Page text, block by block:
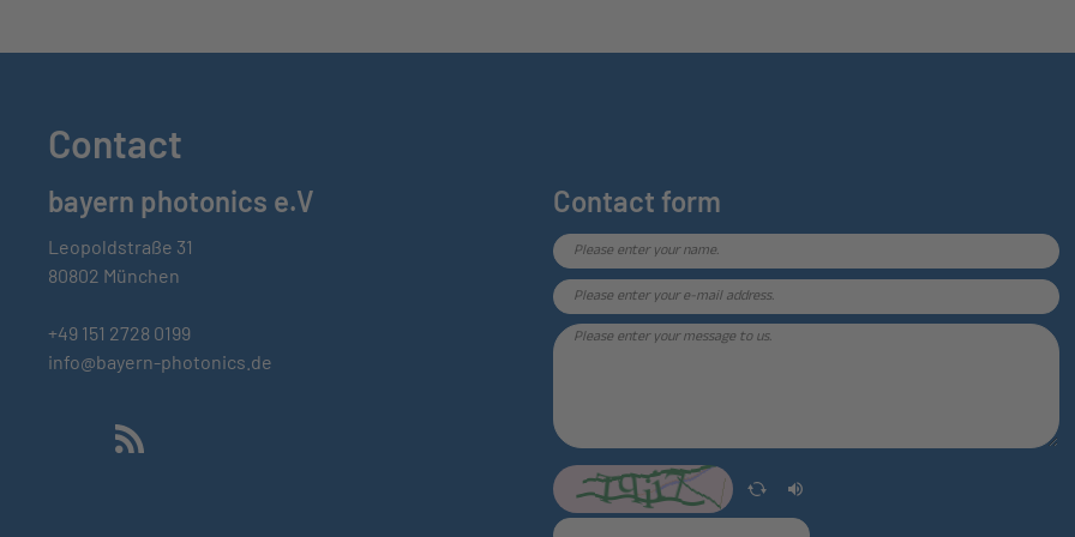
Contact
bayern photonics e.V
Leopoldstraße 31
80802 München
+49 151 2728 0199
info@bayern-photonics.de
Contact form